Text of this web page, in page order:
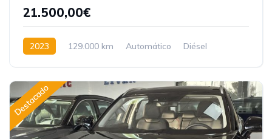
21.500,00€
2023 129.000 km Automático
Diésel
Destacado